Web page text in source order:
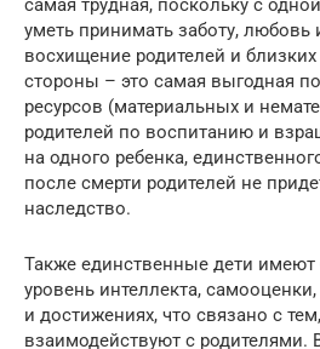
самая трудная, поскольку с
уметь принимать заботу, любовь
восхищение родителей и
стороны – это самая выгодная
ресурсов (материальных и
родителей по воспитанию и
на одного ребенка,
после смерти родителей не
наследство.
Также единственные дети
уровень интеллекта,
и достижениях, что связано с
взаимодействуют с родителями.